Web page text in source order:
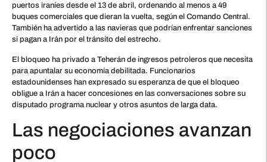
puertos iraníes desde el 13 de abril, ordenando al menos a 49
buques comerciales que dieran la vuelta, según el Comando Central.
También ha advertido a las navieras que podrían enfrentar sanciones
si pagan a Irán por el tránsito del estrecho.
El bloqueo ha privado a Teherán de ingresos petroleros que necesita
para apuntalar su economía debilitada. Funcionarios
estadounidenses han expresado su esperanza de que el bloqueo
obligue a Irán a hacer concesiones en las conversaciones sobre su
disputado programa nuclear y otros asuntos de larga data.
Las negociaciones avanzan
poco